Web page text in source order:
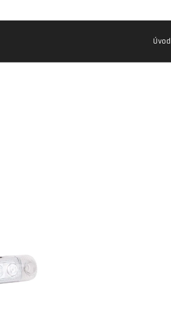
Úvod